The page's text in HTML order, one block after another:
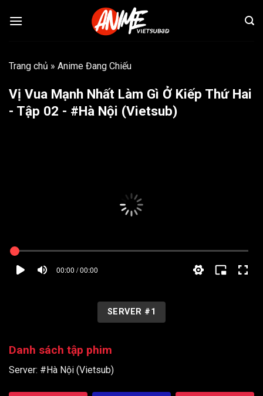
qua
Trang chủ » Anime Đang Chiếu
Vị Vua Mạnh Nhất Làm Gì Ở Kiếp Thứ Hai
- Tập 02 - #Hà Nội (Vietsub)
00:00 / 00:00
SERVER #1
Danh sách tập phim
Server: #Hà Nội (Vietsub)